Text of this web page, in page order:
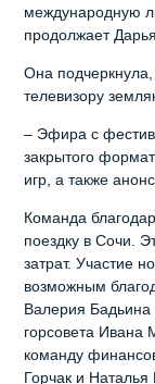
международную
продолжает
Она подчеркнула,
телевизору
– Эфира с
закрытого
игр, а также
Команда
поездку в Сочи.
затрат. Участие
возможным
Валерия Бадьина
горсовета Ивана
команду
Горчак и